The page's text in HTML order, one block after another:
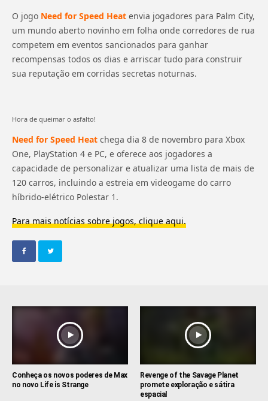
O jogo Need for Speed ​​Heat envia jogadores para Palm City,
um mundo aberto novinho em folha onde corredores de rua
competem em eventos sancionados para ganhar
recompensas todos os dias e arriscar tudo para construir
sua reputação em corridas secretas noturnas.
Hora de queimar o asfalto!
Need for Speed ​​Heatchega dia 8 de novembro para Xbox
One, PlayStation 4 e PC, e oferece aos jogadores a
capacidade de personalizar e atualizar uma lista de mais de
120 carros, incluindo a estreia em videogame do carro
híbrido-elétrico Polestar 1.
Para mais notícias sobre jogos, clique aqui.
Conheça os novos poderes de Max
no novo Life is Strange
Revenge of the Savage Planet
promete exploração e sátira
espacial